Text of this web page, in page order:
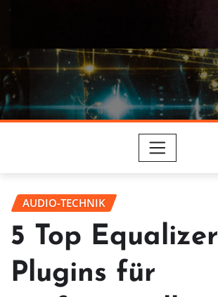
AUDIO-TECHNIK
5 Top Equalizer
Plugins für